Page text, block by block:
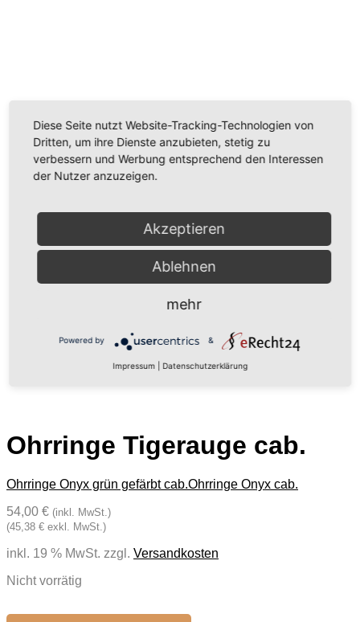
Videoinhalte einzubetten. Dieser Service kann Daten
zu Ihren Aktivitäten sammeln. Bitte lesen Sie die Details
durch und stimmen Sie der Nutzung des Service zu,
um dieses Video anzusehen.
Mehr Informationen
Powered byUsercentrics Consent Management
Platform
Ohrringe Tigerauge cab.
Ohrringe Onyx grün gefärbt cab.Ohrringe Onyx cab.
54,00 € (inkl. MwSt.)
(45,38 € exkl. MwSt.)
inkl. 19 % MwSt. zzgl. Versandkosten
Nicht vorrätig
Diese Seite nutzt Website-Tracking-Technologien von
Dritten, um ihre Dienste anzubieten, stetig zu
verbessern und Werbung entsprechend den Interessen
der Nutzer anzuzeigen.
Akzeptieren
Ablehnen
mehr
Powered by &
Impressum Datenschutzerklärung